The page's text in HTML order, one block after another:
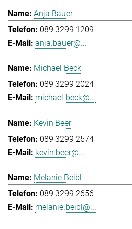
Anja Bauer
089 3299 1209
anja.bauer@...
Michael Beck
089 3299 2024
michael.beck@...
Kevin Beer
089 3299 2574
kevin.beer@...
Melanie Beibl
089 3299 2656
melanie.beibl@...